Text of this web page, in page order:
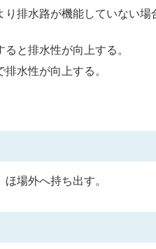
排水路が機能していない
と排水性が向上する。
水性が向上する。
場外へ持ち出す。